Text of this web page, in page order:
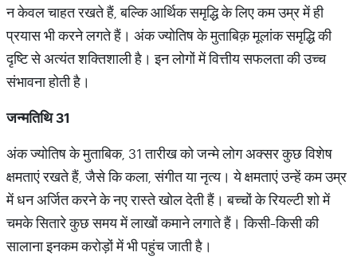
न केवल चाहत रखते हैं, बल्कि आर्थिक समृद्धि के लिए कम उम्र में ही
प्रयास भी करने लगते हैं। अंक ज्योतिष के मुताबिक़ मूलांक समृद्धि की
दृष्टि से अत्यंत शक्तिशाली है। इन लोगों में वित्तीय सफलता की उच्च
संभावना होती है।
जन्मतिथि31
अंक ज्योतिष के मुताबिक, 31 तारीख को जन्मे लोग अक्सर कुछ विशेष
क्षमताएं रखते हैं, जैसे कि कला, संगीत या नृत्य। ये क्षमताएं उन्हें कम उम्र
में धन अर्जित करने के नए रास्ते खोल देती हैं। बच्चों के रियल्टी शो में
चमके सितारे कुछ समय में लाखों कमाने लगाते हैं। किसी-किसी की
सालाना इनकम करोड़ों में भी पहुंच जाती है।